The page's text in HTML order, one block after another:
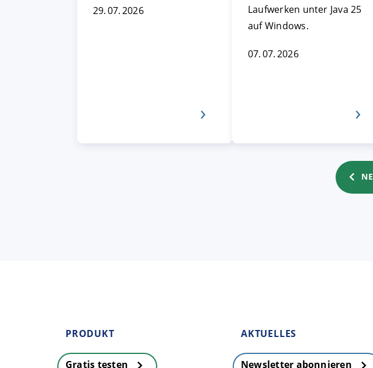
29. 07. 2026
Laufwerken unter Java 25
auf Windows.
07. 07. 2026
PRODUKT
Gratis testen
AKTUELLES
Newsletter abonnieren